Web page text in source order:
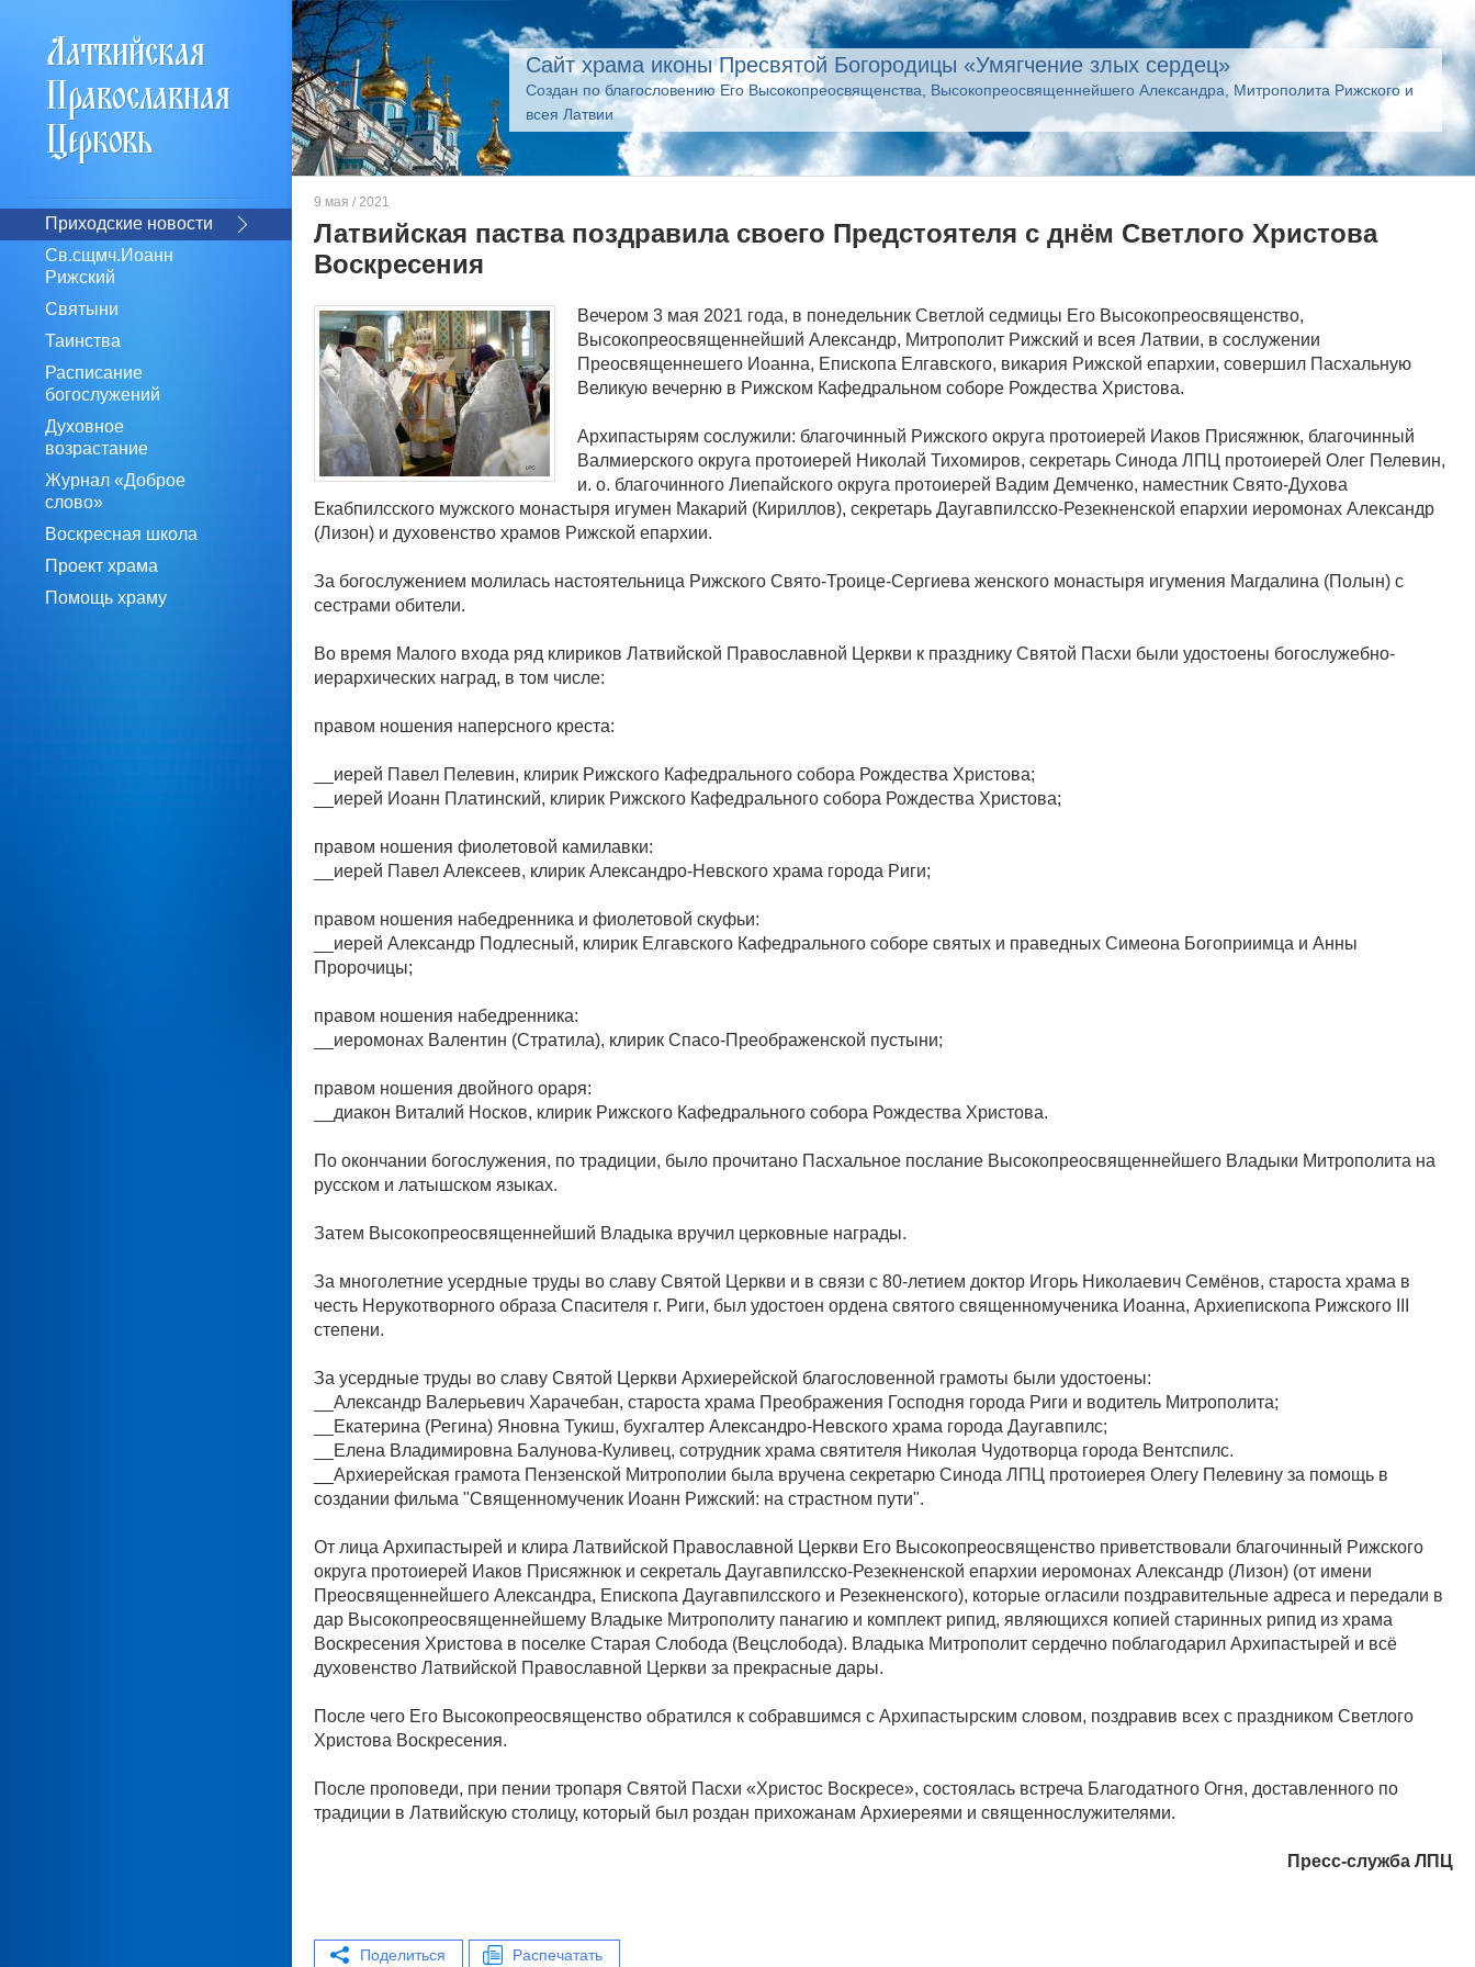
Приходские новости
Св.сщмч.Иоанн
Рижский
Святыни
Таинства
Расписание
богослужений
Духовное
возрастание
Журнал «Доброе
слово»
Воскресная школа
Проект храма
Помощь храму
Сайт храма иконы Пресвятой Богородицы «Умягчение злых сердец»
Создан по благословению Его Высокопреосвященства, Высокопреосвященнейшего Александра, Митрополита Рижского и
всея Латвии
9 мая / 2021
Латвийская паства поздравила своего Предстоятеля с днём Светлого Христова
Воскресения
Вечером 3 мая 2021 года, в понедельник Светлой седмицы Его Высокопреосвященство,
Высокопреосвященнейший Александр, Митрополит Рижский и всея Латвии, в сослужении
Преосвященнешего Иоанна, Епископа Елгавского, викария Рижской епархии, совершил Пасхальную
Великую вечерню в Рижском Кафедральном соборе Рождества Христова.
Архипастырям сослужили: благочинный Рижского округа протоиерей Иаков Присяжнюк, благочинный
Валмиерского округа протоиерей Николай Тихомиров, секретарь Синода ЛПЦ протоиерей Олег Пелевин,
и. о. благочинного Лиепайского округа протоиерей Вадим Демченко, наместник Свято-Духова
Екабпилсского мужского монастыря игумен Макарий (Кириллов), секретарь Даугавпилсско-Резекненской епархии иеромонах Александр
(Лизон) и духовенство храмов Рижской епархии.
За богослужением молилась настоятельница Рижского Свято-Троице-Сергиева женского монастыря игумения Магдалина (Полын) с
сестрами обители.
Во время Малого входа ряд клириков Латвийской Православной Церкви к празднику Святой Пасхи были удостоены богослужебно-
иерархических наград, в том числе:
правом ношения наперсного креста:
__иерей Павел Пелевин, клирик Рижского Кафедрального собора Рождества Христова;
__иерей Иоанн Платинский, клирик Рижского Кафедрального собора Рождества Христова;
правом ношения фиолетовой камилавки:
__иерей Павел Алексеев, клирик Александро-Невского храма города Риги;
правом ношения набедренника и фиолетовой скуфьи:
__иерей Александр Подлесный, клирик Елгавского Кафедрального соборе святых и праведных Симеона Богоприимца и Анны
Пророчицы;
правом ношения набедренника:
__иеромонах Валентин (Стратила), клирик Спасо-Преображенской пустыни;
правом ношения двойного ораря:
__диакон Виталий Носков, клирик Рижского Кафедрального собора Рождества Христова.
По окончании богослужения, по традиции, было прочитано Пасхальное послание Высокопреосвященнейшего Владыки Митрополита на
русском и латышском языках.
Затем Высокопреосвященнейший Владыка вручил церковные награды.
За многолетние усердные труды во славу Святой Церкви и в связи с 80-летием доктор Игорь Николаевич Семёнов, староста храма в
честь Нерукотворного образа Спасителя г. Риги, был удостоен ордена святого священномученика Иоанна, Архиепископа Рижского III
степени.
За усердные труды во славу Святой Церкви Архиерейской благословенной грамоты были удостоены:
__Александр Валерьевич Харачебан, староста храма Преображения Господня города Риги и водитель Митрополита;
__Екатерина (Регина) Яновна Тукиш, бухгалтер Александро-Невского храма города Даугавпилс;
__Елена Владимировна Балунова-Куливец, сотрудник храма святителя Николая Чудотворца города Вентспилс.
__Архиерейская грамота Пензенской Митрополии была вручена секретарю Синода ЛПЦ протоиерея Олегу Пелевину за помощь в
создании фильма "Священномученик Иоанн Рижский: на страстном пути".
От лица Архипастырей и клира Латвийской Православной Церкви Его Высокопреосвященство приветствовали благочинный Рижского
округа протоиерей Иаков Присяжнюк и секреталь Даугавпилсско-Резекненской епархии иеромонах Александр (Лизон) (от имени
Преосвященнейшего Александра, Епископа Даугавпилсского и Резекненского), которые огласили поздравительные адреса и передали в
дар Высокопреосвященнейшему Владыке Митрополиту панагию и комплект рипид, являющихся копией старинных рипид из храма
Воскресения Христова в поселке Старая Слобода (Вецслобода). Владыка Митрополит сердечно поблагодарил Архипастырей и всё
духовенство Латвийской Православной Церкви за прекрасные дары.
После чего Его Высокопреосвященство обратился к собравшимся с Архипастырским словом, поздравив всех с праздником Светлого
Христова Воскресения.
После проповеди, при пении тропаря Святой Пасхи «Христос Воскресе», состоялась встреча Благодатного Огня, доставленного по
традиции в Латвийскую столицу, который был роздан прихожанам Архиереями и священнослужителями.
Пресс-служба ЛПЦ
Поделиться Распечатать